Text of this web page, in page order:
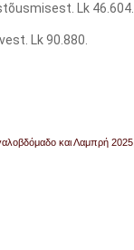
Lk 46.604.
Lk 90.880.
και Λαμπρή 2025